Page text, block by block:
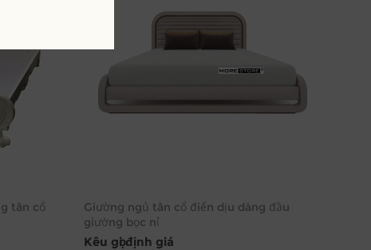
tân cổ
Giường ngủ tân cổ điển dịu dàng đầu
giường bọc nỉ
Kêu gọi định giá